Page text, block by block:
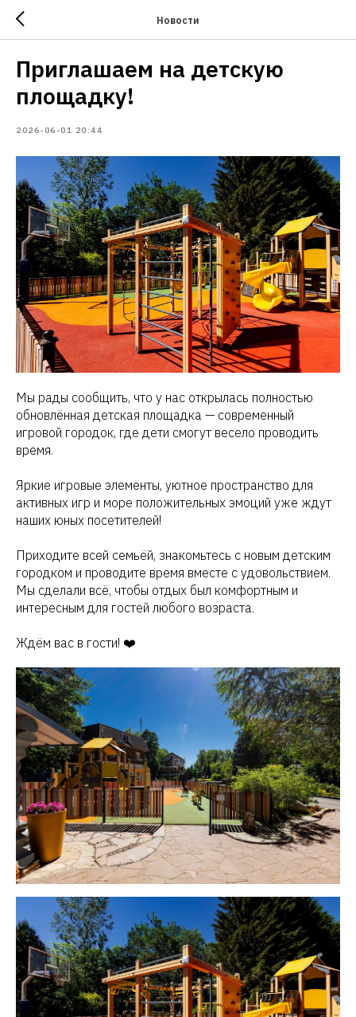
Новости
Приглашаем на детскую
площадку!
2026-06-01 20:44
Мы рады сообщить, что у нас открылась полностью
обновлённая детская площадка — современный
игровой городок, где дети смогут весело проводить
время.
Яркие игровые элементы, уютное пространство для
активных игр и море положительных эмоций уже ждут
наших юных посетителей!
Приходите всей семьёй, знакомьтесь с новым детским
городком и проводите время вместе с удовольствием.
Мы сделали всё, чтобы отдых был комфортным и
интересным для гостей любого возраста.
Ждём вас в гости! ❤️